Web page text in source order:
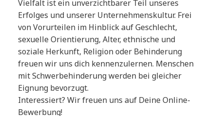
Vielfalt ist ein unverzichtbarer Teil unseres
Erfolges und unserer Unternehmenskultur. Frei
von Vorurteilen im Hinblick auf Geschlecht,
sexuelle Orientierung, Alter, ethnische und
soziale Herkunft, Religion oder Behinderung
freuen wir uns dich kennenzulernen. Menschen
mit Schwerbehinderung werden bei gleicher
Eignung bevorzugt.
Interessiert? Wir freuen uns auf Deine Online-
Bewerbung!